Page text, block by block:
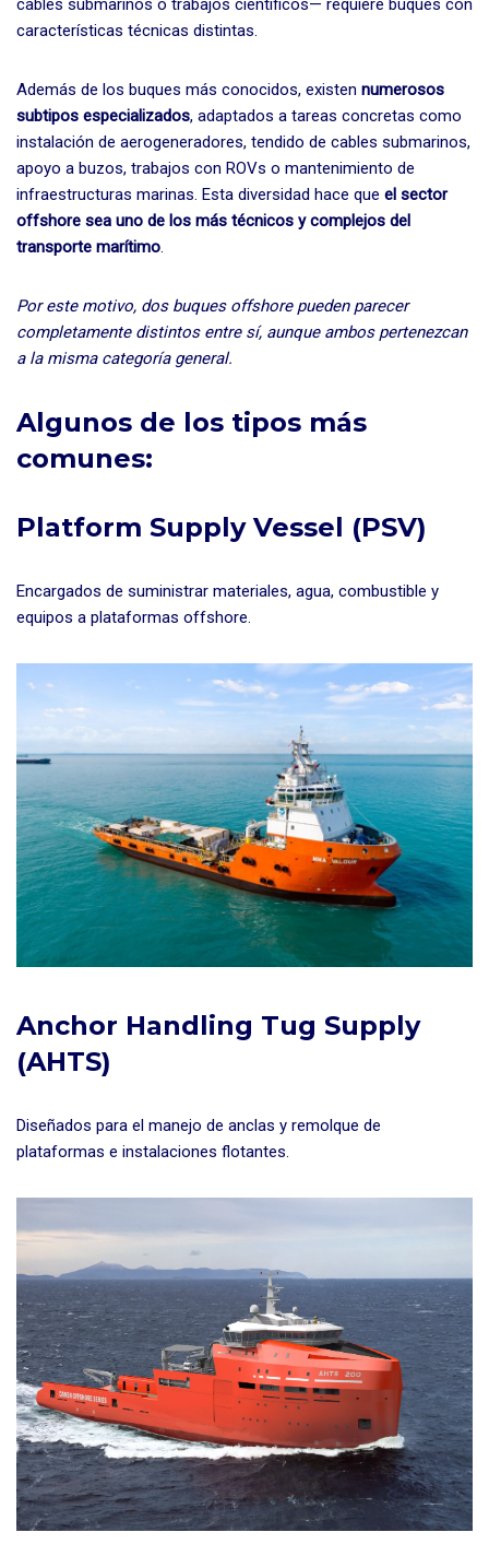
cables submarinos o trabajos científicos— requiere buques con
características técnicas distintas.
Además de los buques más conocidos, existen numerosos
subtipos especializados, adaptados a tareas concretas como
instalación de aerogeneradores, tendido de cables submarinos,
apoyo a buzos, trabajos con ROVs o mantenimiento de
infraestructuras marinas. Esta diversidad hace que el sector
offshore sea uno de los más técnicos y complejos del
transporte marítimo.
Por este motivo, dos buques offshore pueden parecer
completamente distintos entre sí, aunque ambos pertenezcan
a la misma categoría general.
Algunos de los tipos más
comunes:
Platform Supply Vessel (PSV)
Encargados de suministrar materiales, agua, combustible y
equipos a plataformas offshore.
Anchor Handling Tug Supply
(AHTS)
Diseñados para el manejo de anclas y remolque de
plataformas e instalaciones flotantes.